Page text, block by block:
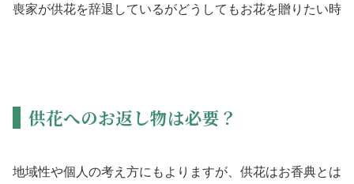
喪家が供花を辞退しているがどうしてもお花を贈りたい時
供花へのお返し物は必要？
地域性や個人の考え方にもよりますが、供花はお香典とは